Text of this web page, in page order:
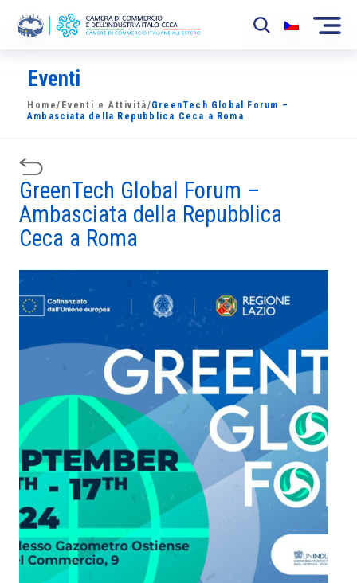
La Camera
News
Sviluppo Mercato
Soci
Progetti
Eventi
Home/ Eventi e Attività/GreenTech Global Forum –
Ambasciata della Repubblica Ceca a Roma
GreenTech Global Forum –
Ambasciata della Repubblica
Ceca a Roma